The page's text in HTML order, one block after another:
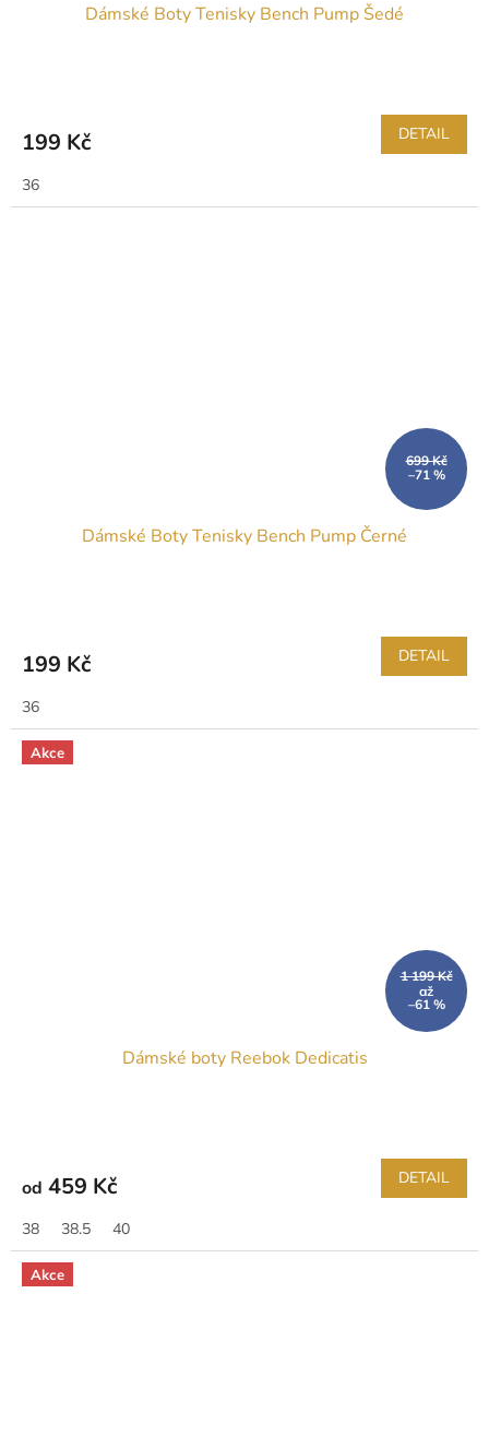
Dámské Boty Tenisky Bench Pump Šedé
199 Kč DETAIL
36
699 Kč
–71 %
Dámské Boty Tenisky Bench Pump Černé
199 Kč DETAIL
36
Akce
1 199 Kč
až
–61 %
Dámské boty Reebok Dedicatis
od 459 Kč DETAIL
38 38.5 40
Akce